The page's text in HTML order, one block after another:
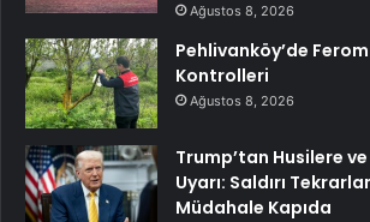
Ağustos 8, 2026
Pehlivanköy’de
Kontrolleri
Ağustos 8, 2026
Trump’tan Husilere
Uyarı: Saldırı
Müdahale Kapıda